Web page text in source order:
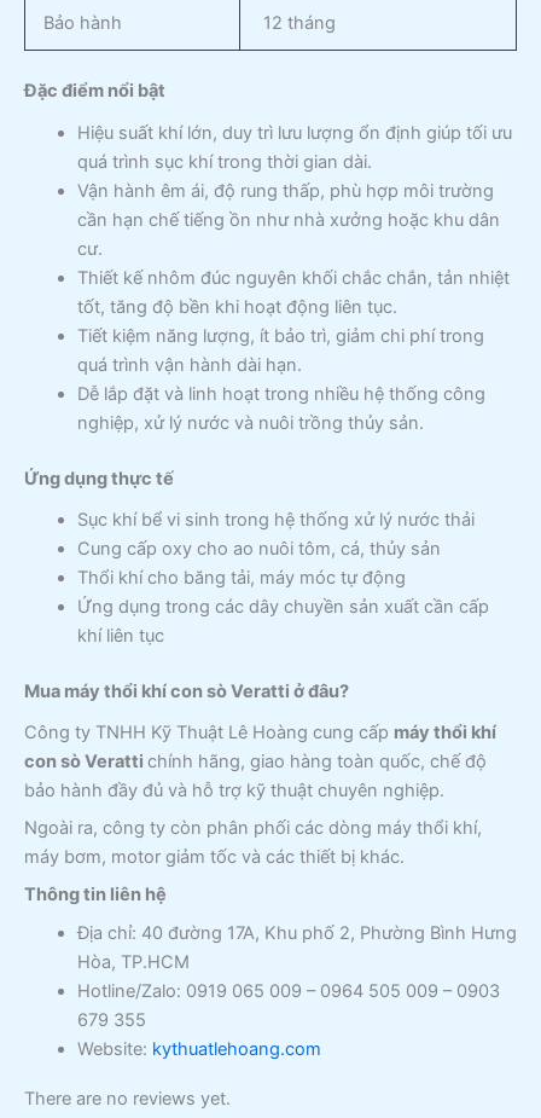
Bảo hành 12 tháng
Đặc điểm nổi bật
Hiệu suất khí lớn, duy trì lưu lượng ổn định giúp tối ưu
quá trình sục khí trong thời gian dài.
Vận hành êm ái, độ rung thấp, phù hợp môi trường
cần hạn chế tiếng ồn như nhà xưởng hoặc khu dân
cư.
Thiết kế nhôm đúc nguyên khối chắc chắn, tản nhiệt
tốt, tăng độ bền khi hoạt động liên tục.
Tiết kiệm năng lượng, ít bảo trì, giảm chi phí trong
quá trình vận hành dài hạn.
Dễ lắp đặt và linh hoạt trong nhiều hệ thống công
nghiệp, xử lý nước và nuôi trồng thủy sản.
Ứng dụng thực tế
Sục khí bể vi sinh trong hệ thống xử lý nước thải
Cung cấp oxy cho ao nuôi tôm, cá, thủy sản
Thổi khí cho băng tải, máy móc tự động
Ứng dụng trong các dây chuyền sản xuất cần cấp
khí liên tục
Mua máy thổi khí con sò Veratti ở đâu?
Công ty TNHH Kỹ Thuật Lê Hoàng cung cấp máy thổi khí
con sò Veratti chính hãng, giao hàng toàn quốc, chế độ
bảo hành đầy đủ và hỗ trợ kỹ thuật chuyên nghiệp.
Ngoài ra, công ty còn phân phối các dòng máy thổi khí,
máy bơm, motor giảm tốc và các thiết bị khác.
Thông tin liên hệ
Địa chỉ: 40 đường 17A, Khu phố 2, Phường Bình Hưng
Hòa, TP.HCM
Hotline/Zalo: 0919 065 009 – 0964 505 009 – 0903
679 355
Website: kythuatlehoang.com
There are no reviews yet.